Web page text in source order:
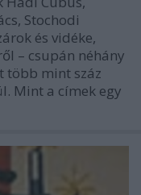
Stochodi
és vidéke,
– csupán néhány
több mint száz
Mint a címek egy